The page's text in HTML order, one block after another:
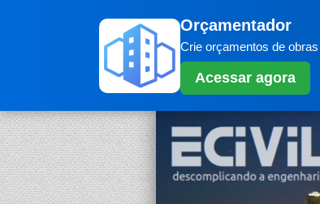
Orçamentador
Crie orçamentos de
Acessar agora